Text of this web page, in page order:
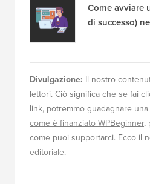
Come avviare
di successo)
Divulgazione: Il nostro
lettori. Ciò significa che se fai
link, potremmo guadagnare
come è finanziato WPBeginner,
come puoi supportarci. Ecco il
editoriale.